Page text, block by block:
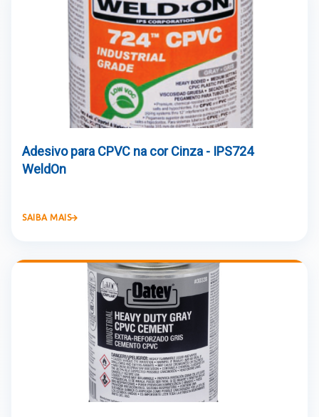
Adesivo para CPVC na cor Cinza - IPS724
WeldOn
SAIBA MAIS